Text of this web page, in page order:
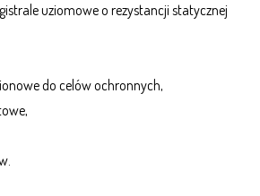
uziomowe o rezystancji statycznej
do celów ochronnych,